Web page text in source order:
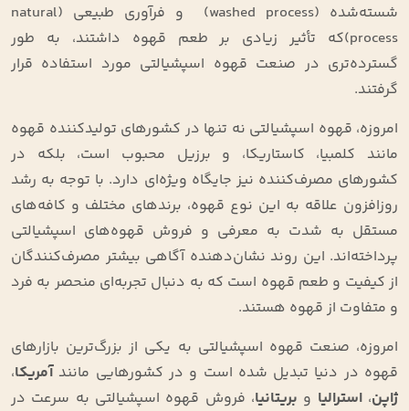
شسته‌شده (washed process) و فرآوری طبیعی (natural
process)که تأثیر زیادی بر طعم قهوه داشتند، به طور
گسترده‌تری در صنعت قهوه اسپشیالتی مورد استفاده قرار
گرفتند.
امروزه، قهوه اسپشیالتی نه تنها در کشورهای تولیدکننده قهوه
مانند کلمبیا، کاستاریکا، و برزیل محبوب است، بلکه در
کشورهای مصرف‌کننده نیز جایگاه ویژه‌ای دارد. با توجه به رشد
روزافزون علاقه به این نوع قهوه، برندهای مختلف و کافه‌های
مستقل به شدت به معرفی و فروش قهوه‌های اسپشیالتی
پرداخته‌اند. این روند نشان‌دهنده آگاهی بیشتر مصرف‌کنندگان
از کیفیت و طعم قهوه است که به دنبال تجربه‌ای منحصر به فرد
و متفاوت از قهوه هستند.
امروزه، صنعت قهوه اسپشیالتی به یکی از بزرگ‌ترین بازارهای
قهوه در دنیا تبدیل شده است و در کشورهایی مانندآمریکا،
ژاپن،استرالیا و بریتانیا، فروش قهوه اسپشیالتی به سرعت در